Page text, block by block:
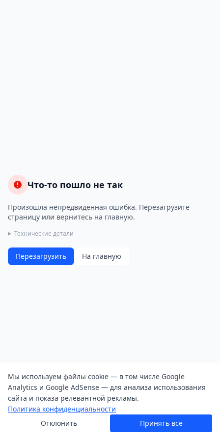
Что-то пошло не так
Произошла непредвиденная ошибка. Перезагрузите
страницу или вернитесь на главную.
Технические детали
Перезагрузить На главную
Мы используем файлы cookie — в том числе Google
Analytics и Google AdSense — для анализа использования
сайта и показа релевантной рекламы.
Политика конфиденциальности
Отклонить
Принять все